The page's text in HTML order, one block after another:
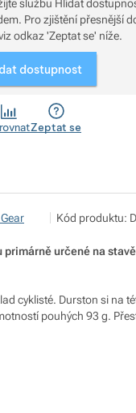
prosím, dotaz
odkaz 'Zeptat se' níže.
dostupnost
Zeptat se
Zobrazit více
Pod 7 kilo
Milady
https://
Kód produktu:
určené na
cyklisté. Durston si na
pouhých 93 g.